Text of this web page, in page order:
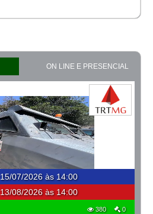
ON LINE E PRESENCIAL
15/07/2026 às 14:00
13/08/2026 às 14:00
380 0